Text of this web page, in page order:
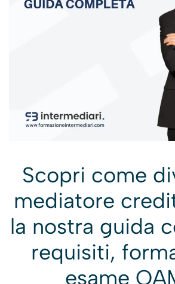
Scopri come
mediatore
la nostra guida
requisiti,
esame